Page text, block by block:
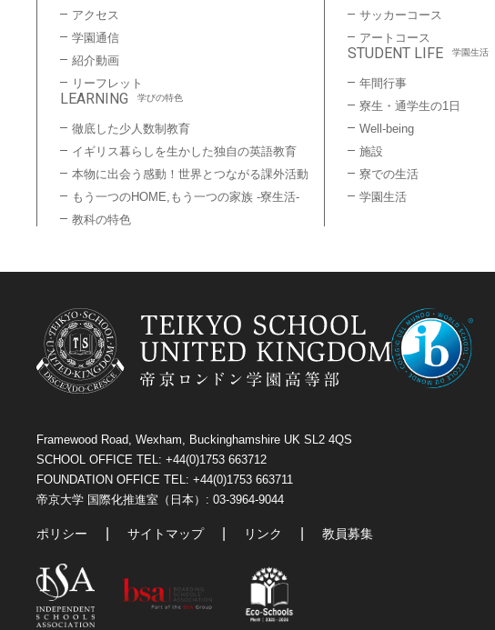
アクセス
学園通信
紹介動画
リーフレット
LEARNING 学びの特色
徹底した少人数制教育
イギリス暮らしを生かした独自の英語教育
本物に出会う感動！世界とつながる課外活動
もう一つのHOME,もう一つの家族 -寮生活-
教科の特色
サッカーコース
アートコース
STUDENT LIFE 学園生活
年間行事
寮生・通学生の1日
Well-being
施設
寮での生活
学園生活
Framewood Road, Wexham, Buckinghamshire UK SL2 4QS
SCHOOL OFFICE TEL: +44(0)1753 663712
FOUNDATION OFFICE TEL: +44(0)1753 663711
帝京大学 国際化推進室（日本）: 03-3964-9044
ポリシー サイトマップ リンク 教員募集